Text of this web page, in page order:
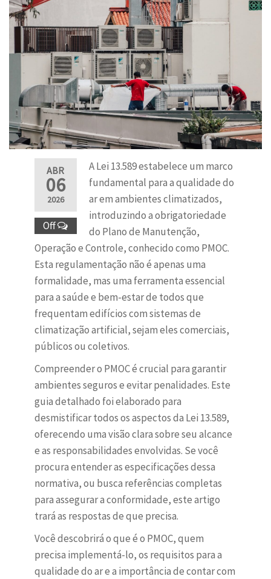
ABR
06
2026
Off
A Lei 13.589 estabelece um marco
fundamental para a qualidade do
ar em ambientes climatizados,
introduzindo a obrigatoriedade
do Plano de Manutenção,
Operação e Controle, conhecido como PMOC.
Esta regulamentação não é apenas uma
formalidade, mas uma ferramenta essencial
para a saúde e bem-estar de todos que
frequentam edifícios com sistemas de
climatização artificial, sejam eles comerciais,
públicos ou coletivos.
Compreender o PMOC é crucial para garantir
ambientes seguros e evitar penalidades. Este
guia detalhado foi elaborado para
desmistificar todos os aspectos da Lei 13.589,
oferecendo uma visão clara sobre seu alcance
e as responsabilidades envolvidas. Se você
procura entender as especificações dessa
normativa, ou busca referências completas
para assegurar a conformidade, este artigo
trará as respostas de que precisa.
Você descobrirá o que é o PMOC, quem
precisa implementá-lo, os requisitos para a
qualidade do ar e a importância de contar com